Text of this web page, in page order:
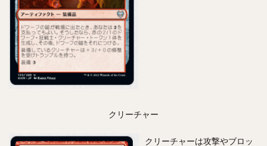
クリーチャー
クリーチャーは攻撃やブロッ